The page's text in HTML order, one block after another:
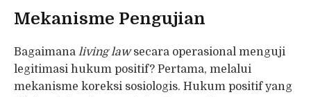
Mekanisme Pengujian
Bagaimana living lawsecara operasional menguji
legitimasi hukum positif? Pertama, melalui
mekanisme koreksi sosiologis. Hukum positif yang